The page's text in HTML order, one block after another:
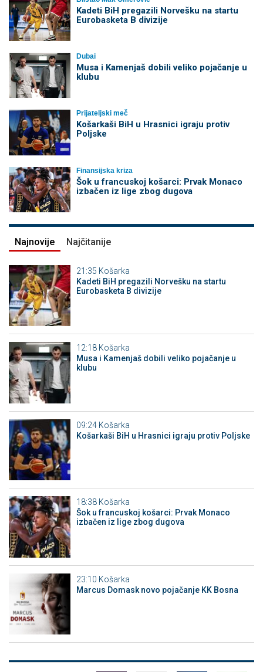
Kadeti BiH pregazili Norvešku na startu
Eurobasketa B divizije
Dubai
Musa i Kamenjaš dobili veliko pojačanje u
klubu
Prijateljski meč
Košarkaši BiH u Hrasnici igraju protiv
Poljske
Finansijska kriza
Šok u francuskoj košarci: Prvak Monaco
izbačen iz lige zbog dugova
Najnovije Najčitanije
21:35 Košarka
Kadeti BiH pregazili Norvešku na startu
Eurobasketa B divizije
12:18 Košarka
Musa i Kamenjaš dobili veliko pojačanje u
klubu
09:24 Košarka
Košarkaši BiH u Hrasnici igraju protiv Poljske
18:38 Košarka
Šok u francuskoj košarci: Prvak Monaco
izbačen iz lige zbog dugova
23:10 Košarka
Marcus Domask novo pojačanje KK Bosna